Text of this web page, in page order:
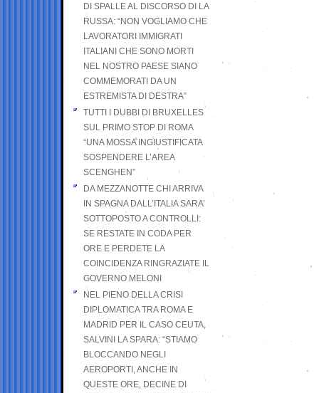
DI SPALLE AL DISCORSO DI LA
RUSSA: “NON VOGLIAMO CHE
LAVORATORI IMMIGRATI
ITALIANI CHE SONO MORTI
NEL NOSTRO PAESE SIANO
COMMEMORATI DA UN
ESTREMISTA DI DESTRA”
TUTTI I DUBBI DI BRUXELLES
SUL PRIMO STOP DI ROMA
“UNA MOSSA INGIUSTIFICATA
SOSPENDERE L’AREA
SCENGHEN”
DA MEZZANOTTE CHI ARRIVA
IN SPAGNA DALL’ITALIA SARA’
SOTTOPOSTO A CONTROLLI:
SE RESTATE IN CODA PER
ORE E PERDETE LA
COINCIDENZA RINGRAZIATE IL
GOVERNO MELONI
NEL PIENO DELLA CRISI
DIPLOMATICA TRA ROMA E
MADRID PER IL CASO CEUTA,
SALVINI LA SPARA: “STIAMO
BLOCCANDO NEGLI
AEROPORTI, ANCHE IN
QUESTE ORE, DECINE DI